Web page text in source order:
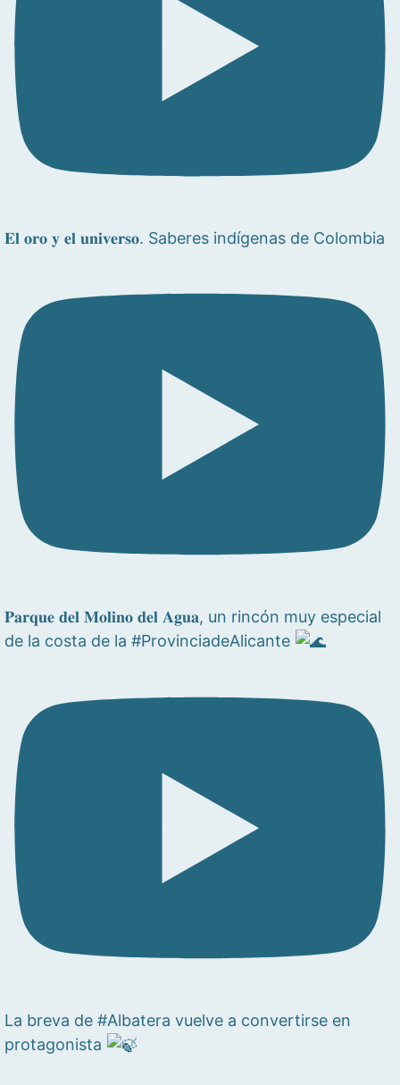
𝐄𝐥 𝐨𝐫𝐨 𝐲 𝐞𝐥 𝐮𝐧𝐢𝐯𝐞𝐫𝐬𝐨. Saberes indígenas de Colombia
𝐏𝐚𝐫𝐪𝐮𝐞 𝐝𝐞𝐥 𝐌𝐨𝐥𝐢𝐧𝐨 𝐝𝐞𝐥 𝐀𝐠𝐮𝐚, un rincón muy especial
de la costa de la #ProvinciadeAlicante
La breva de #Albatera vuelve a convertirse en
protagonista